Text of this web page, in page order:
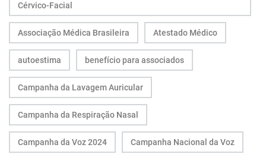
Cérvico-Facial
Associação Médica Brasileira Atestado Médico
autoestima benefício para associados
Campanha da Lavagem Auricular
Campanha da Respiração Nasal
Campanha da Voz 2024 Campanha Nacional da Voz